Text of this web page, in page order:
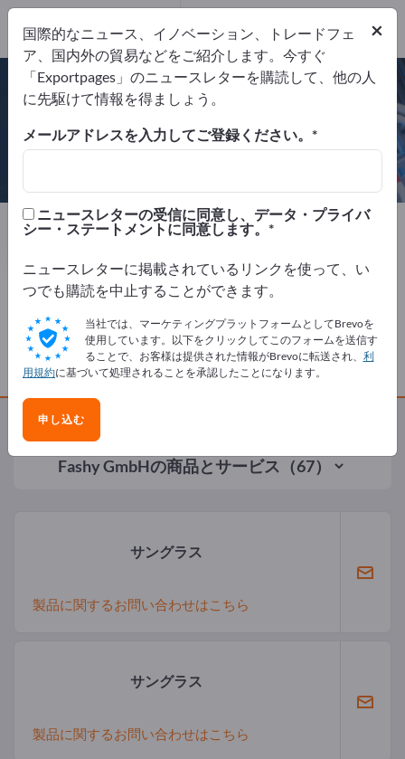
製造元 ドイツ
Website
製品
リクエストを送信
電話
Fashy GmbHの商品とサービス（67）
サングラス
製品に関するお問い合わせはこちら
サングラス
製品に関するお問い合わせはこちら
×
国際的なニュース、イノベーション、トレードフェ
ア、国内外の貿易などをご紹介します。今すぐ
「Exportpages」のニュースレターを購読して、他の人
に先駆けて情報を得ましょう。
メールアドレスを入力してご登録ください。
ニュースレターの受信に同意し、データ・プライバ
シー・ステートメントに同意します。
ニュースレターに掲載されているリンクを使って、い
つでも購読を中止することができます。
当社では、マーケティングプラットフォームとしてBrevoを
使用しています。以下をクリックしてこのフォームを送信す
ることで、お客様は提供された情報がBrevoに転送され、 利
用規約に基づいて処理されることを承認したことになります。
申し込む